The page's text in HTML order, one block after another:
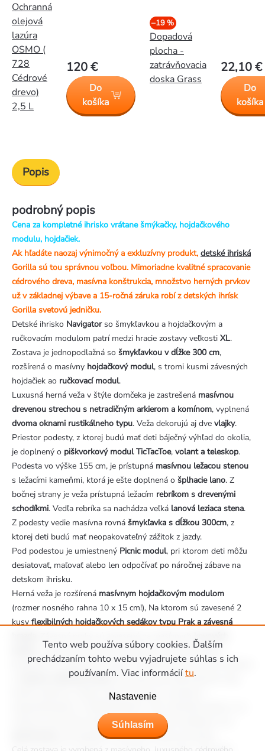
Tento web používa súbory cookies. Ďalším
prechádzaním tohto webu vyjadrujete súhlas s ich
používaním. Viac informáciítu.
Nastavenie
Súhlasím
Ochranná
olejová
lazúra
OSMO (
728
Cédrové
drevo)
2,5 L
120 €
Do
košíka
–19 %
Dopadová
plocha -
zatrávňovacia
doska Grass
22,10 €
Do
košíka
Popis
podrobný popis
Cena za kompletné ihrisko vrátane šmýkačky, hojdačkového
modulu, hojdačiek.
Ak hľadáte naozaj výnimočný a exkluzívny produkt, detské ihriská
Gorilla sú tou správnou voľbou. Mimoriadne kvalitné spracovanie
cédrového dreva, masívna konštrukcia, množstvo herných prvkov
už v základnej výbave a 15-ročná záruka robí z detských ihrísk
Gorilla svetovú jedničku.
Detské ihrisko Navigatorso šmykľavkou a hojdačkovým a
ručkovacím modulom patrí medzi hracie zostavy veľkosti XL.
Zostava je jednopodlažná so šmykľavkou v dĺžke 300 cm,
rozšírená o masívny hojdačkový modul, s tromi kusmi závesných
hojdačiek ao ručkovací modul.
Luxusná herná veža v štýle domčeka je zastrešená masívnou
drevenou strechou s netradičným arkierom a komínom, vyplnená
dvoma oknami rustikálneho typu. Veža dekorujú aj dve vlajky.
Priestor podesty, z ktorej budú mať deti báječný výhľad do okolia,
je doplnený o piškvorkový modul TicTacToe, volant a teleskop.
Podesta vo výške 155 cm, je prístupná masívnou ležacou stenou
s ležacími kameňmi, ktorá je ešte doplnená o šplhacie lano. Z
bočnej strany je veža prístupná ležacím rebríkom s drevenými
schodíkmi. Vedľa rebríka sa nachádza veľká lanová leziaca stena.
Z podesty vedie masívna rovná šmykľavka s dĺžkou 300cm, z
ktorej deti budú mať neopakovateľný zážitok z jazdy.
Pod podestou je umiestnený Picnic modul, pri ktorom deti môžu
desiatovať, maľovať alebo len odpočívať po náročnej zábave na
detskom ihrisku.
Herná veža je rozšírená masívnym hojdačkovým modulom
(rozmer nosného rahna 10 x 15 cm!), Na ktorom sú zavesené 2
kusy flexibilných hojdačkových sedákov typu Prak a závesná
, s plastovou povrchovou úpravou, ktorá je zárukou
bezpečnosti a príjemná na dotyk. Z bočnej strany je veža rozšírená
masívny ručkovací modul, kde môžu deti zdokonaľovať svoju
fyzickú zdatnosť. Všetky plastové časti sú vyrobené z
určené na celoročné užívanie vonku. Súčasťou dodávky sú aj
, pre bezpečné uchytenie zostavy do terénu.